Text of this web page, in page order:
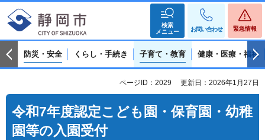
検索
メニュー
お問い合わせ 緊急情報
防災・安全 くらし・手続き 子育て・教育 健康・医療・福祉
ページID：2029 更新日：2026年1月27日
令和7年度認定こども園・保育園・幼稚
園等の入園受付